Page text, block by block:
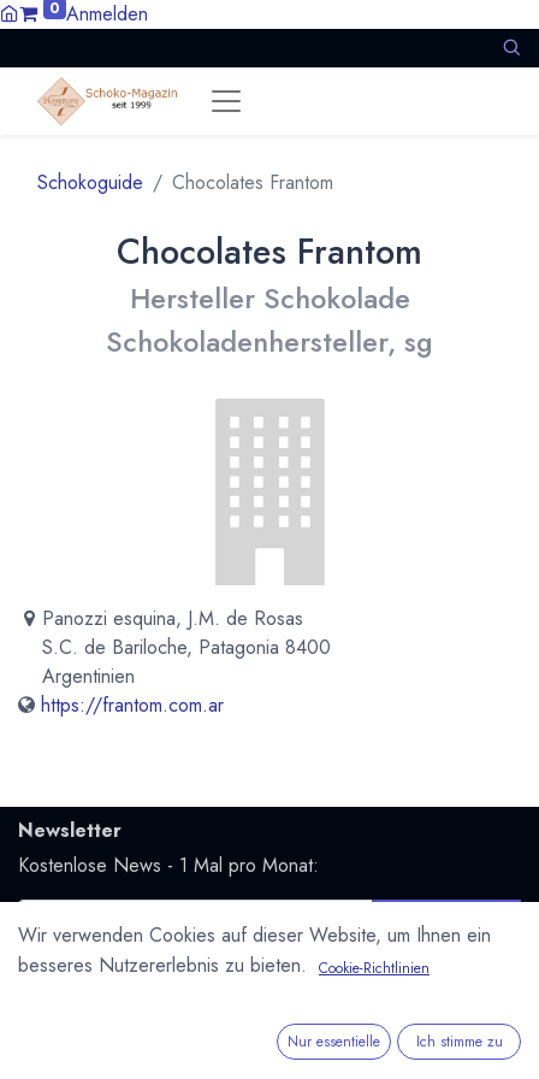
0 Anmelden
Schokoguide Chocolates Frantom
Chocolates Frantom
Hersteller Schokolade
Schokoladenhersteller, sg
Panozzi esquina, J.M. de Rosas
S.C. de Bariloche, Patagonia 8400
Argentinien
https://frantom.com.ar
Newsletter
Kostenlose News - 1 Mal pro Monat:
Abonnieren
Geschützt durch reCAPTCHA,Datenschutzerklärung&
Wir verwenden Cookies auf dieser Website, um Ihnen ein
besseres Nutzererlebnis zu bieten.
Cookie-Richtlinien
Nur essentielle Ich stimme zu